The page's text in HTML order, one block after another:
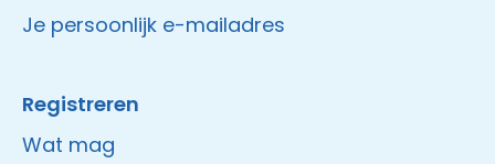
Je persoonlijk e-mailadres
Registreren
Wat mag